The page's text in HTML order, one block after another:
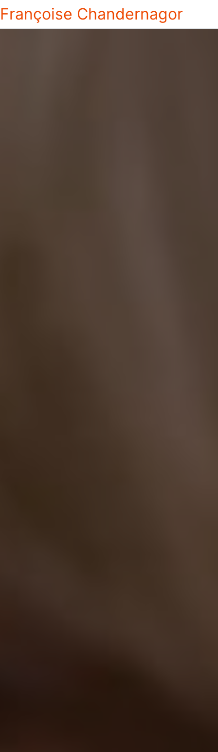
Françoise Chandernagor